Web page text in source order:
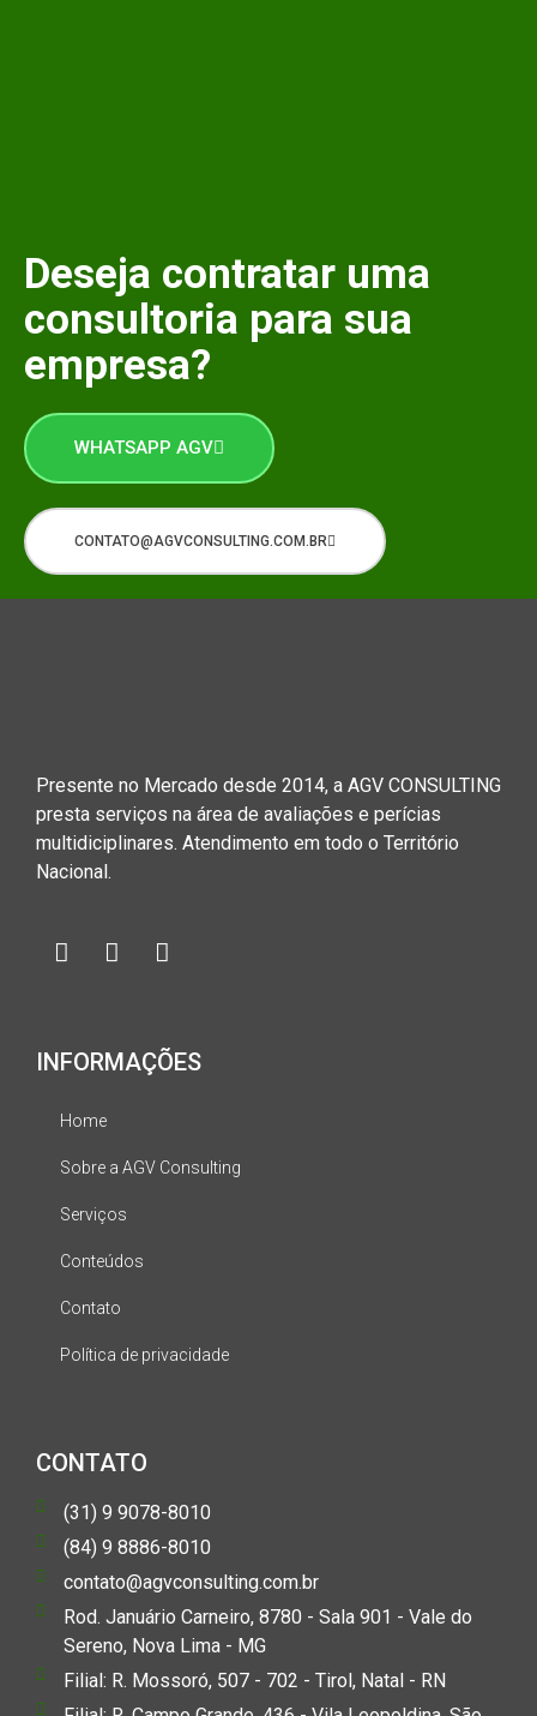
Deseja contratar uma
consultoria para sua
empresa?
WHATSAPP AGV
CONTATO@AGVCONSULTING.COM.BR
Presente no Mercado desde 2014, a AGV CONSULTING
presta serviços na área de avaliações e perícias
multidiciplinares. Atendimento em todo o Território
Nacional.
INFORMAÇÕES
Home
Sobre a AGV Consulting
Serviços
Conteúdos
Contato
Política de privacidade
CONTATO
(31) 9 9078-8010
(84) 9 8886-8010
contato@agvconsulting.com.br
Rod. Januário Carneiro, 8780 - Sala 901 - Vale do
Sereno, Nova Lima - MG
Filial: R. Mossoró, 507 - 702 - Tirol, Natal - RN